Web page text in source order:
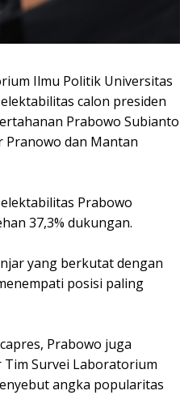
Ilmu Politik Universitas
calon presiden
Prabowo Subianto
Pranowo dan Mantan
Prabowo
37,3% dukungan.
yang berkutat dengan
posisi paling
Prabowo juga
Survei Laboratorium
angka popularitas